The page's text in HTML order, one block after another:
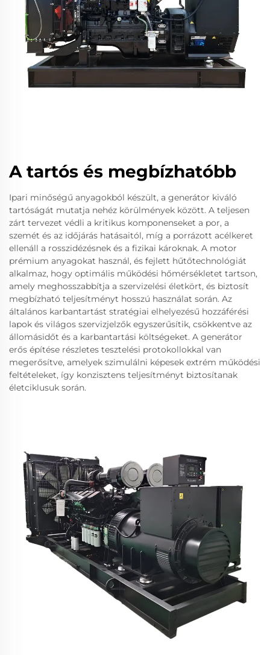
A tartós és megbízhatóbb
Ipari minőségű anyagokból készült, a generátor kiváló
tartóságát mutatja nehéz körülmények között. A teljesen
zárt tervezet védli a kritikus komponenseket a por, a
szemét és az időjárás hatásaitól, míg a porrázott acélkeret
ellenáll a rosszidézésnek és a fizikai károknak. A motor
prémium anyagokat használ, és fejlett hűtőtechnológiát
alkalmaz, hogy optimális működési hőmérsékletet tartson,
amely meghosszabbítja a szervizelési életkört, és biztosít
megbízható teljesítményt hosszú használat során. Az
általános karbantartást stratégiai elhelyezésű hozzáférési
lapok és világos szervizjelzők egyszerűsítik, csökkentve az
állomásidőt és a karbantartási költségeket. A generátor
erős építése részletes tesztelési protokollokkal van
megerősítve, amelyek szimulálni képesek extrém működési
feltételeket, így konzisztens teljesítményt biztosítanak
életciklusuk során.